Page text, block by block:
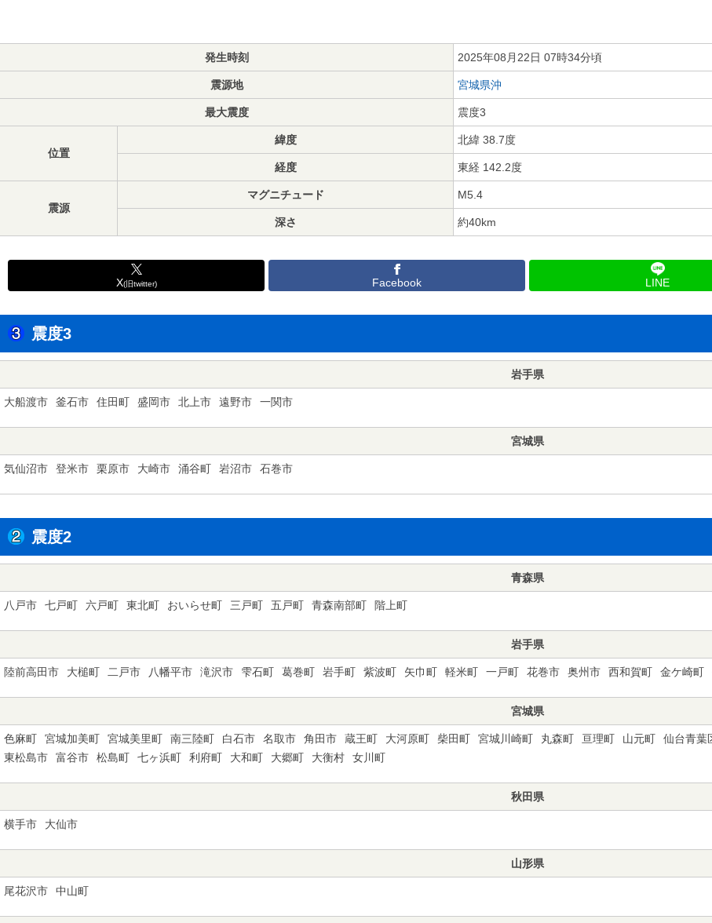
発生時刻 2025年08月22日 07時34分頃
震源地 宮城県沖
最大震度 震度3
位置
緯度 北緯 38.7度
経度 東経 142.2度
震源
マグニチュード M5.4
深さ 約40km
X(旧twitter) Facebook LINE
震度3
岩手県
大船渡市 釜石市 住田町 盛岡市 北上市 遠野市 一関市
宮城県
気仙沼市 登米市 栗原市 大崎市 涌谷町 岩沼市 石巻市
震度2
青森県
八戸市 七戸町 六戸町 東北町 おいらせ町 三戸町 五戸町 青森南部町 階上町
岩手県
陸前高田市 大槌町 二戸市 八幡平市 滝沢市 雫石町 葛巻町 岩手町 紫波町 矢巾町 軽米町 一戸町 花巻市 奥州市 西和賀町 金ケ崎町
宮城県
色麻町 宮城加美町 宮城美里町 南三陸町 白石市 名取市 角田市 蔵王町 大河原町 柴田町 宮城川崎町 丸森町 亘理町 山元町 仙台青葉
東松島市
富谷市 松島町 七ヶ浜町 利府町 大和町 大郷町 大衡村 女川町
秋田県
横手市 大仙市
山形県
尾花沢市 中山町